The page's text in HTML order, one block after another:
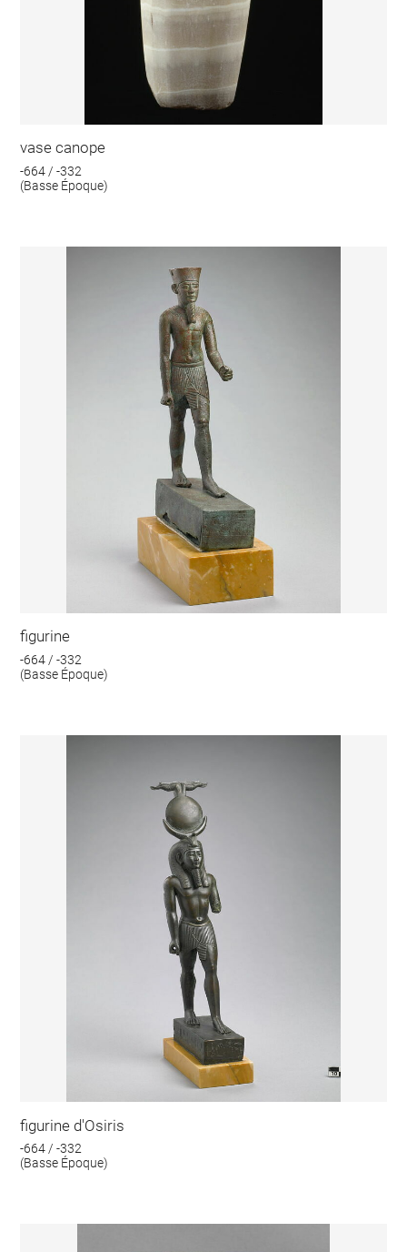
vase canope
-664 / -332
(Basse Époque)
figurine
-664 / -332
(Basse Époque)
figurine d'Osiris
-664 / -332
(Basse Époque)